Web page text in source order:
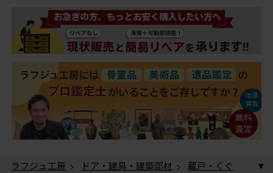
ラフジュ工房 > ドア・建具・建築部材 >
蔵戸・くぐ